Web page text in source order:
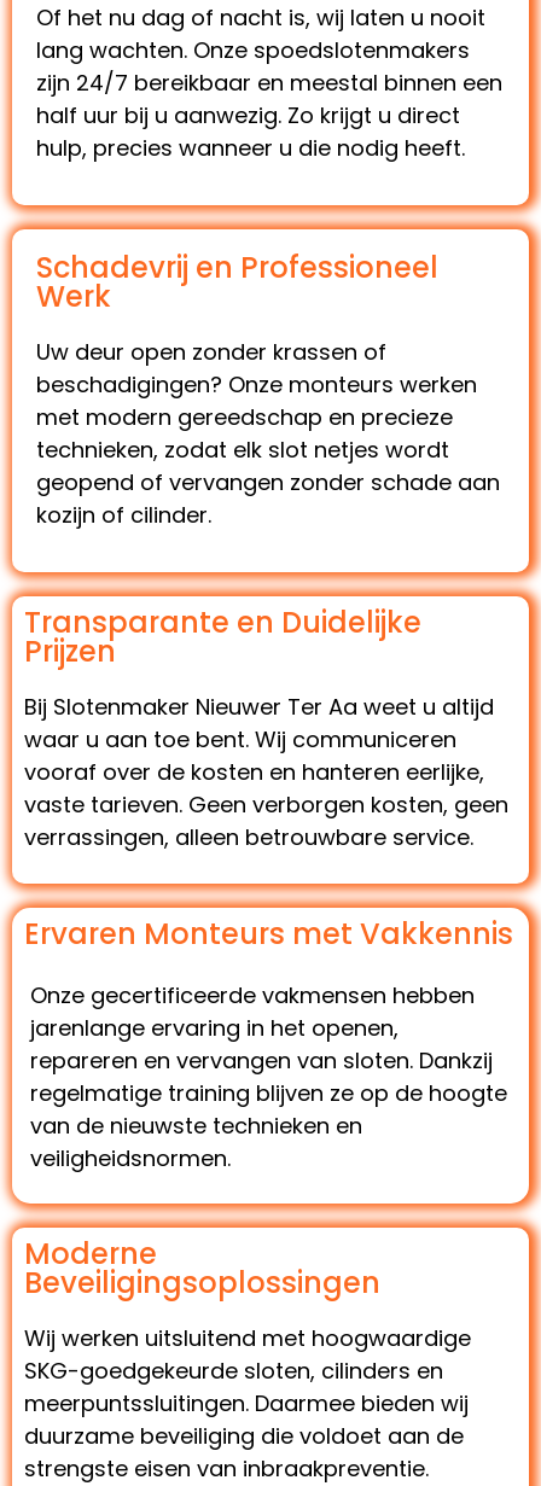
Of het nu dag of nacht is, wij laten u nooit
lang wachten. Onze spoedslotenmakers
zijn 24/7 bereikbaar en meestal binnen een
half uur bij u aanwezig. Zo krijgt u direct
hulp, precies wanneer u die nodig heeft.
Schadevrij en Professioneel
Werk
Uw deur open zonder krassen of
beschadigingen? Onze monteurs werken
met modern gereedschap en precieze
technieken, zodat elk slot netjes wordt
geopend of vervangen zonder schade aan
kozijn of cilinder.
Transparante en Duidelijke
Prijzen
Bij Slotenmaker Nieuwer Ter Aa weet u altijd
waar u aan toe bent. Wij communiceren
vooraf over de kosten en hanteren eerlijke,
vaste tarieven. Geen verborgen kosten, geen
verrassingen, alleen betrouwbare service.
Ervaren Monteurs met Vakkennis
Onze gecertificeerde vakmensen hebben
jarenlange ervaring in het openen,
repareren en vervangen van sloten. Dankzij
regelmatige training blijven ze op de hoogte
van de nieuwste technieken en
veiligheidsnormen.
Moderne
Beveiligingsoplossingen
Wij werken uitsluitend met hoogwaardige
SKG-goedgekeurde sloten, cilinders en
meerpuntssluitingen. Daarmee bieden wij
duurzame beveiliging die voldoet aan de
strengste eisen van inbraakpreventie.